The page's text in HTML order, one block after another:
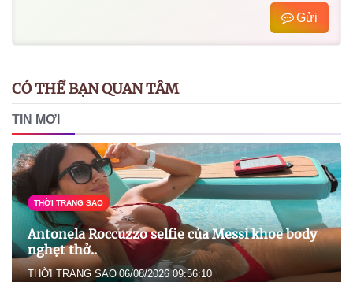
Gửi
CÓ THỂ BẠN QUAN TÂM
TIN MỚI
THỜI TRANG SAO
Antonela Roccuzzo selfie của Messi khoe body
nghẹt thở..
THỜI TRANG SAO 06/08/2026 09:56:10